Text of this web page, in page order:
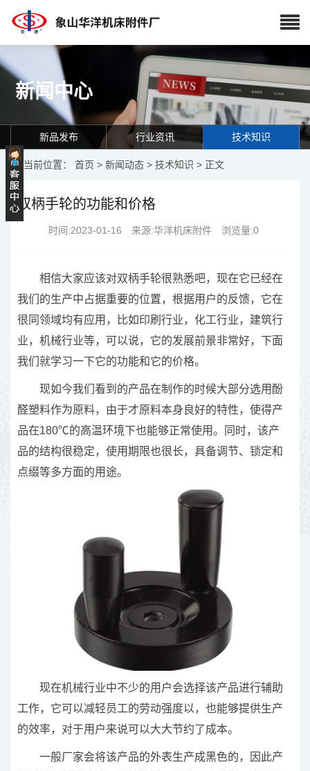
新闻中心
新品发布 行业资讯 技术知识
当前位置： 首页 > 新闻动态 > 技术知识 > 正文
双柄手轮的功能和价格
时间:2023-01-16 来源:华洋机床附件 浏览量:0
相信大家应该对双柄手轮很熟悉吧，现在它已经在
我们的生产中占据重要的位置，根据用户的反馈，它在
很同领域均有应用，比如印刷行业，化工行业，建筑行
业，机械行业等，可以说，它的发展前景非常好，下面
我们就学习一下它的功能和它的价格。
现如今我们看到的产品在制作的时候大部分选用酚
醛塑料作为原料，由于才原料本身良好的特性，使得产
品在180℃的高温环境下也能够正常使用。同时，该产
品的结构很稳定，使用期限也很长，具备调节、锁定和
点缀等多方面的用途。
现在机械行业中不少的用户会选择该产品进行辅助
工作，它可以减轻员工的劳动强度以，也能够提供生产
的效率，对于用户来说可以大大节约了成本。
一般厂家会将该产品的外表生产成黑色的，因此产